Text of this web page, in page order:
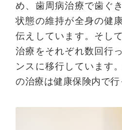
め、歯周病治療で歯ぐ
状態の維持が全身の健
伝えしています。そし
治療をそれぞれ数回行
ンスに移行しています
の治療は健康保険内で行